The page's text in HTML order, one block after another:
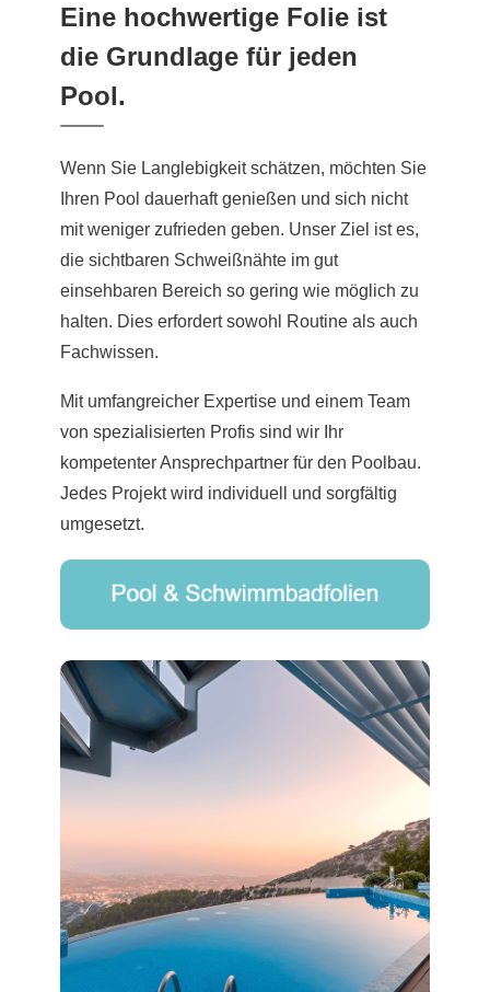
Eine hochwertige Folie ist
die Grundlage für jeden
Pool.
Wenn Sie Langlebigkeit schätzen, möchten Sie
Ihren Pool dauerhaft genießen und sich nicht
mit weniger zufrieden geben. Unser Ziel ist es,
die sichtbaren Schweißnähte im gut
einsehbaren Bereich so gering wie möglich zu
halten. Dies erfordert sowohl Routine als auch
Fachwissen.
Mit umfangreicher Expertise und einem Team
von spezialisierten Profis sind wir Ihr
kompetenter Ansprechpartner für den Poolbau.
Jedes Projekt wird individuell und sorgfältig
umgesetzt.